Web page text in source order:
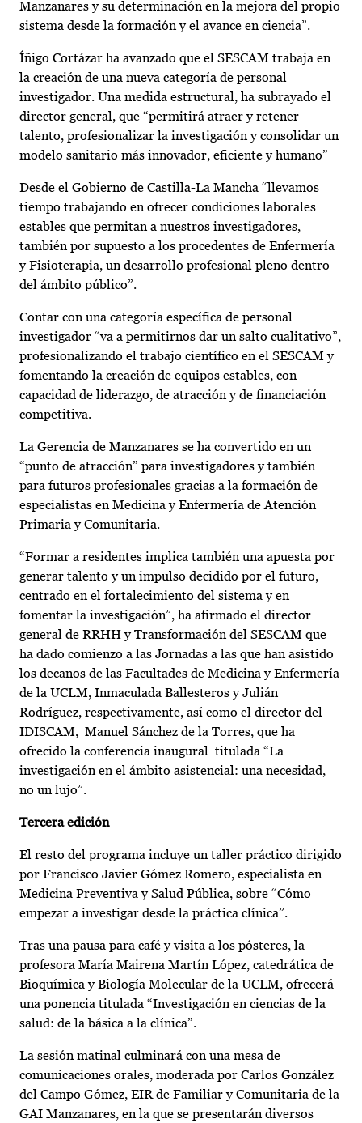
Manzanares y su determinación en la mejora del propio
sistema desde la formación y el avance en ciencia”.
Íñigo Cortázar ha avanzado que el SESCAM trabaja en
la creación de una nueva categoría de personal
investigador. Una medida estructural, ha subrayado el
director general, que “permitirá atraer y retener
talento, profesionalizar la investigación y consolidar un
modelo sanitario más innovador, eficiente y humano”
Desde el Gobierno de Castilla-La Mancha “llevamos
tiempo trabajando en ofrecer condiciones laborales
estables que permitan a nuestros investigadores,
también por supuesto a los procedentes de Enfermería
y Fisioterapia, un desarrollo profesional pleno dentro
del ámbito público”.
Contar con una categoría específica de personal
investigador “va a permitirnos dar un salto cualitativo”,
profesionalizando el trabajo científico en el SESCAM y
fomentando la creación de equipos estables, con
capacidad de liderazgo, de atracción y de financiación
competitiva.
La Gerencia de Manzanares se ha convertido en un
“punto de atracción” para investigadores y también
para futuros profesionales gracias a la formación de
especialistas en Medicina y Enfermería de Atención
Primaria y Comunitaria.
“Formar a residentes implica también una apuesta por
generar talento y un impulso decidido por el futuro,
centrado en el fortalecimiento del sistema y en
fomentar la investigación”, ha afirmado el director
general de RRHH y Transformación del SESCAM que
ha dado comienzo a las Jornadas a las que han asistido
los decanos de las Facultades de Medicina y Enfermería
de la UCLM, Inmaculada Ballesteros y Julián
Rodríguez, respectivamente, así como el director del
IDISCAM, Manuel Sánchez de la Torres, que ha
ofrecido la conferencia inaugural titulada “La
investigación en el ámbito asistencial: una necesidad,
no un lujo”.
Tercera edición
El resto del programa incluye un taller práctico dirigido
por Francisco Javier Gómez Romero, especialista en
Medicina Preventiva y Salud Pública, sobre “Cómo
empezar a investigar desde la práctica clínica”.
Tras una pausa para café y visita a los pósteres, la
profesora María Mairena Martín López, catedrática de
Bioquímica y Biología Molecular de la UCLM, ofrecerá
una ponencia titulada “Investigación en ciencias de la
salud: de la básica a la clínica”.
La sesión matinal culminará con una mesa de
comunicaciones orales, moderada por Carlos González
del Campo Gómez, EIR de Familiar y Comunitaria de la
GAI Manzanares, en la que se presentarán diversos